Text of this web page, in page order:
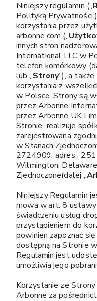
Niniejszy regulamin („
Polityką Prywatności
korzystania przez
arbonne.com („
innych stron
International LLC w
telefon komórkowy
lub „Strony”), a
korzystania z
w Polsce. Strony są
przez Arbonne
przez Arbonne UK
Stronie realizuje
zarejestrowana
w Stanach
2724909, adres:
Wilmington,
Zjednoczone(dalej „
Niniejszy Regulamin
mowa w art. 8
świadczeniu usług
przystąpieniem do
powinien zapoznać
dostępną na Stronie w
Regulamin jest
umożliwia jego
Korzystanie ze Strony
Arbonne za